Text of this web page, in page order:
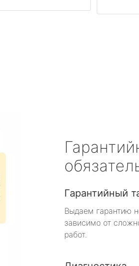
Гарантийный
Выдаем гарантию
зависимо от
работ.